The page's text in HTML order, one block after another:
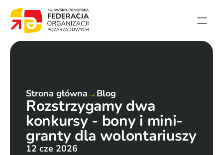
Projekty
Członkowie
English summary
Kontakt
Strona główna→Blog
Rozstrzygamy dwa
konkursy - bony i mini-
granty dla wolontariuszy
12 cze 2026